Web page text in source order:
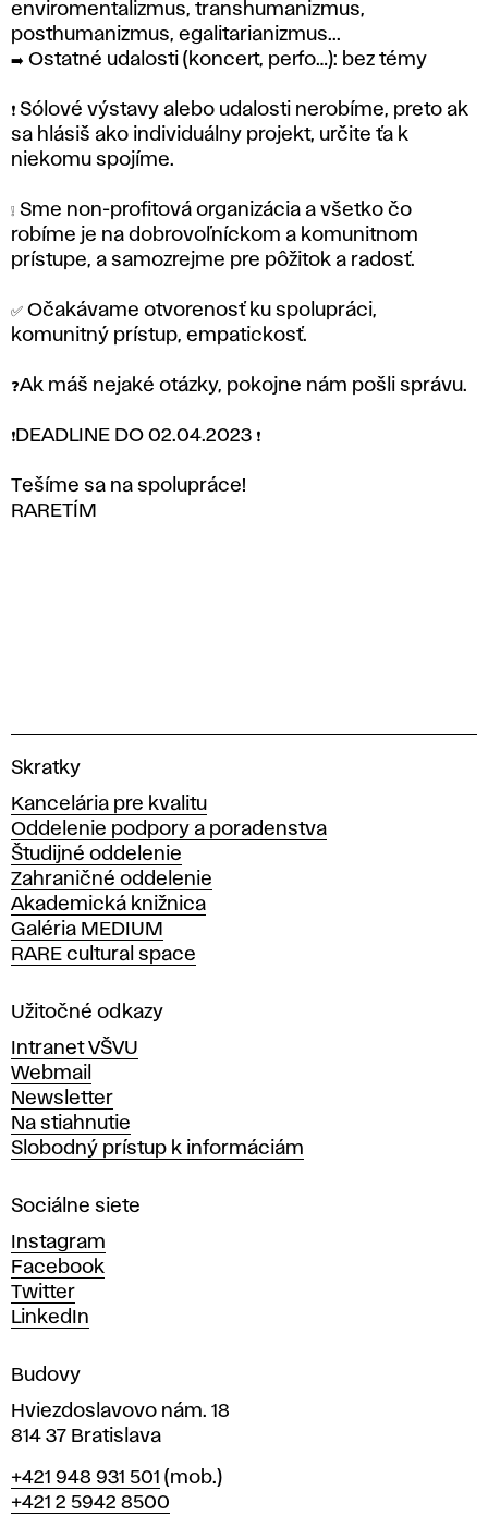
enviromentalizmus, transhumanizmus,
posthumanizmus, egalitarianizmus...
➡️ Ostatné udalosti (koncert, perfo…): bez témy
❗️ Sólové výstavy alebo udalosti nerobíme, preto ak
sa hlásiš ako individuálny projekt, určite ťa k
niekomu spojíme.
❕ Sme non-profitová organizácia a všetko čo
robíme je na dobrovoľníckom a komunitnom
prístupe, a samozrejme pre pôžitok a radosť.
✅ Očakávame otvorenosť ku spolupráci,
komunitný prístup, empatickosť.
❓Ak máš nejaké otázky, pokojne nám pošli správu.
❗️DEADLINE DO 02.04.2023 ❗️
Tešíme sa na spolupráce!
RARETÍM
V
s
o
k
á
š
k
o
a
ý
t
v
a
r
ý
c
h
u
m
e
í
v
r
a
Skratky
Kancelária pre kvalitu
Oddelenie podpory a poradenstva
Študijné oddelenie
Zahraničné oddelenie
Akademická knižnica
Galéria MEDIUM
RARE cultural space
Užitočné odkazy
Intranet VŠVU
Webmail
Newsletter
Na stiahnutie
Slobodný prístup k informáciám
Sociálne siete
Instagram
Facebook
Twitter
LinkedIn
Budovy
Hviezdoslavovo nám. 18
814 37 Bratislava
Telefón
+421 948 931 501 (mob.)
+421 2 5942 8500